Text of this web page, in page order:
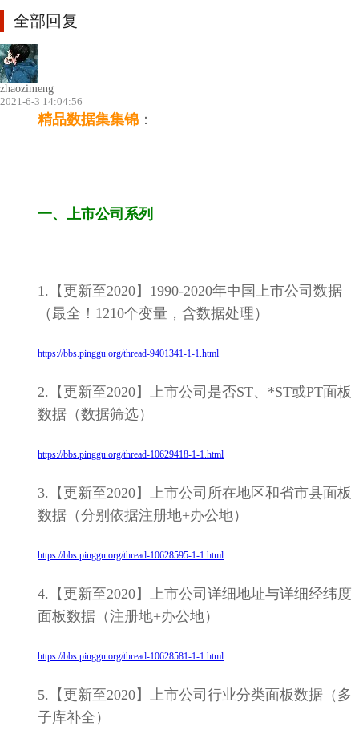
全部回复
zhaozimeng
2021-6-3 14:04:56
精品数据集集锦 ：
一、上市公司系列
1.【更新至2020】1990-2020年中国上市公司数据
（最全！1210个变量，含数据处理）
https://bbs.pinggu.org/thread-9401341-1-1.html
2.【更新至2020】上市公司是否ST、*ST或PT面板
数据（数据筛选）
https://bbs.pinggu.org/thread-10629418-1-1.html
3.【更新至2020】上市公司所在地区和省市县面板
数据（分别依据注册地+办公地）
https://bbs.pinggu.org/thread-10628595-1-1.html
4.【更新至2020】上市公司详细地址与详细经纬度
面板数据（注册地+办公地）
https://bbs.pinggu.org/thread-10628581-1-1.html
5.【更新至2020】上市公司行业分类面板数据（多
子库补全）